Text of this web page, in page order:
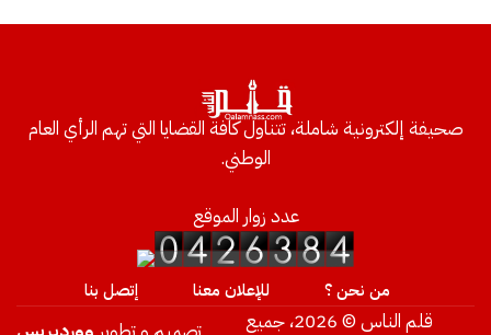
صحيفة إلكترونية شاملة، تتناول كافة القضايا التي تهم الرأي العام
الوطني.
عدد زوار الموقع
من نحن ؟ للإعلان معنا إتصل بنا
قلم الناس © 2026، جميع